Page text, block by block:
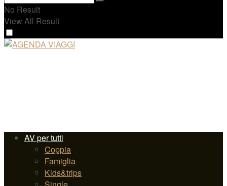
No Result
View All Result
AV per tutti
Coppia
Famiglia
Kids&trips